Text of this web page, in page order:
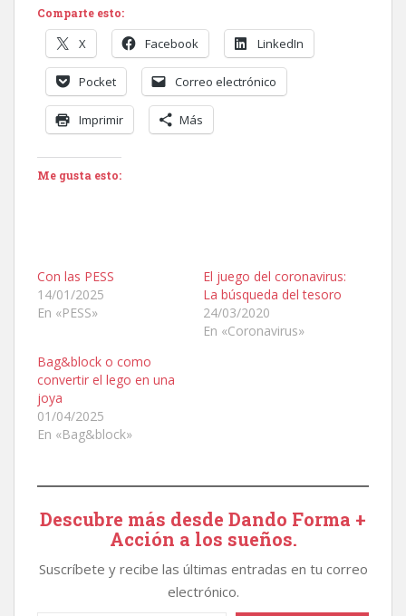
Comparte esto:
X Facebook LinkedIn
Pocket Correo electrónico
Imprimir Más
Me gusta esto:
Con las PESS
14/01/2025
En «PESS»
El juego del coronavirus:
La búsqueda del tesoro
24/03/2020
En «Coronavirus»
Bag&block o como
convertir el lego en una
joya
01/04/2025
En «Bag&block»
Descubre más desde Dando Forma +
Acción a los sueños.
Suscríbete y recibe las últimas entradas en tu correo
electrónico.